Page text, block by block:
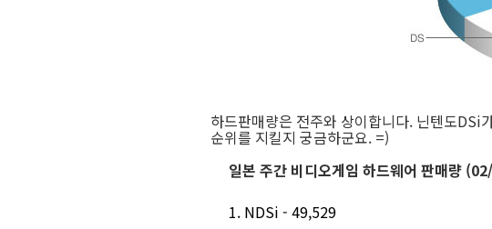
하드판매량은 전주와 상이합니다. 닌텐도DSi
순위를 지킬지 궁금하군요. =)
일본 주간 비디오게임 하드웨어 판매량
NDSi - 49,529